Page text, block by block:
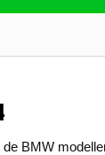
BMW